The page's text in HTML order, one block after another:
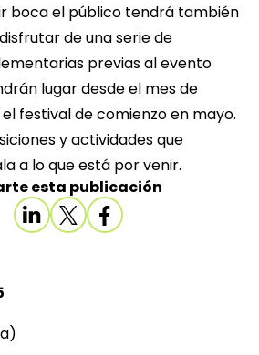
boca el público tendrá también
de una serie de
previas al evento
lugar desde el mes de
festival de comienzo en mayo.
y actividades que
a lo que está por venir.
esta publicación